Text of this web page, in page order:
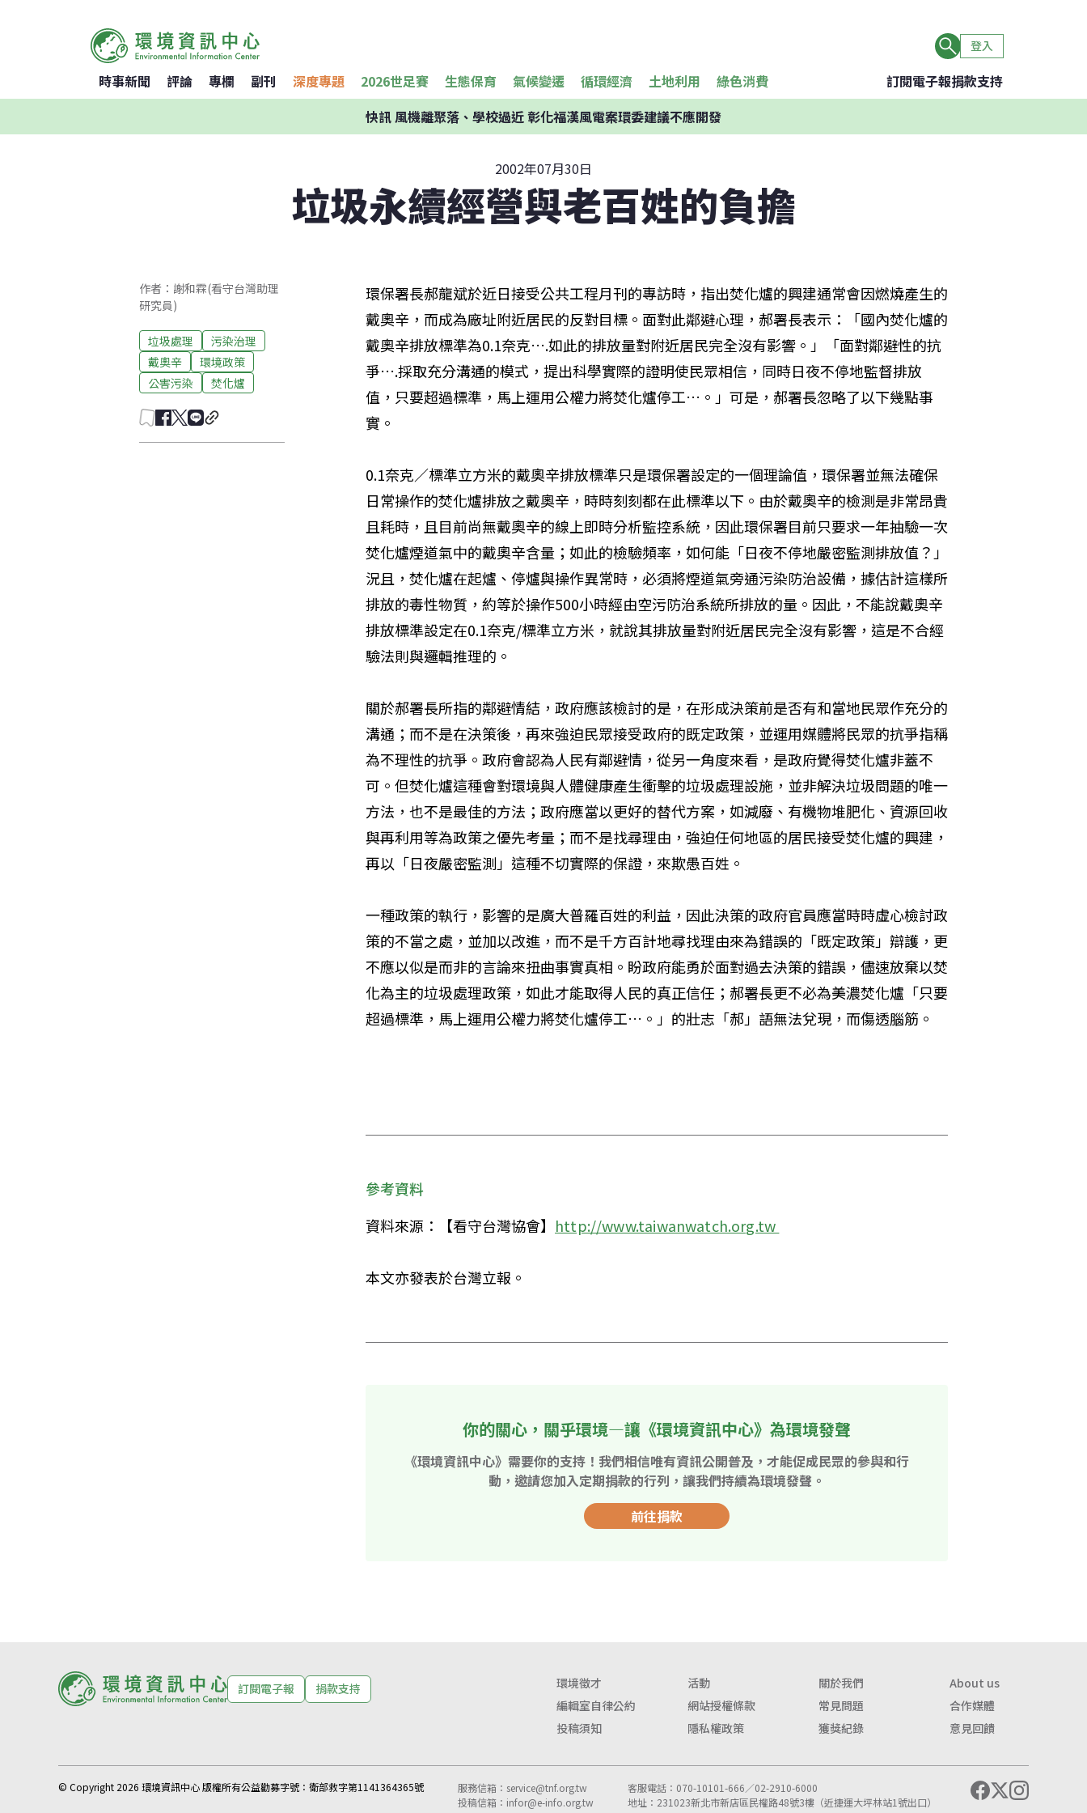
登入
時事新聞 評論 專欄 副刊 深度專題 2026世足賽 生態保育 氣候變遷 循環經濟 土地利用 綠色消費 訂閱電子報捐款支持
快訊風機離聚落、學校過近 彰化福漢風電案環委建議不應開發
2002年07月30日
垃圾永續經營與老百姓的負擔
作者：謝和霖(看守台灣助理
研究員)
垃圾處理
污染治理
戴奧辛
環境政策
公害污染
焚化爐
環保署長郝龍斌於近日接受公共工程月刊的專訪時，指出焚化爐的興建通常會因燃燒產生的
戴奧辛，而成為廠址附近居民的反對目標。面對此鄰避心理，郝署長表示：「國內焚化爐的
戴奧辛排放標準為0.1奈克….如此的排放量對附近居民完全沒有影響。」「面對鄰避性的抗
爭….採取充分溝通的模式，提出科學實際的證明使民眾相信，同時日夜不停地監督排放
值，只要超過標準，馬上運用公權力將焚化爐停工…。」可是，郝署長忽略了以下幾點事
實。
0.1奈克／標準立方米的戴奧辛排放標準只是環保署設定的一個理論值，環保署並無法確保
日常操作的焚化爐排放之戴奧辛，時時刻刻都在此標準以下。由於戴奧辛的檢測是非常昂貴
且耗時，且目前尚無戴奧辛的線上即時分析監控系統，因此環保署目前只要求一年抽驗一次
焚化爐煙道氣中的戴奧辛含量；如此的檢驗頻率，如何能「日夜不停地嚴密監測排放值？」
況且，焚化爐在起爐、停爐與操作異常時，必須將煙道氣旁通污染防治設備，據估計這樣所
排放的毒性物質，約等於操作500小時經由空污防治系統所排放的量。因此，不能說戴奧辛
排放標準設定在0.1奈克/標準立方米，就說其排放量對附近居民完全沒有影響，這是不合經
驗法則與邏輯推理的。
關於郝署長所指的鄰避情結，政府應該檢討的是，在形成決策前是否有和當地民眾作充分的
溝通；而不是在決策後，再來強迫民眾接受政府的既定政策，並運用媒體將民眾的抗爭指稱
為不理性的抗爭。政府會認為人民有鄰避情，從另一角度來看，是政府覺得焚化爐非蓋不
可。但焚化爐這種會對環境與人體健康產生衝擊的垃圾處理設施，並非解決垃圾問題的唯一
方法，也不是最佳的方法；政府應當以更好的替代方案，如減廢、有機物堆肥化、資源回收
與再利用等為政策之優先考量；而不是找尋理由，強迫任何地區的居民接受焚化爐的興建，
再以「日夜嚴密監測」這種不切實際的保證，來欺愚百姓。
一種政策的執行，影響的是廣大普羅百姓的利益，因此決策的政府官員應當時時虛心檢討政
策的不當之處，並加以改進，而不是千方百計地尋找理由來為錯誤的「既定政策」辯護，更
不應以似是而非的言論來扭曲事實真相。盼政府能勇於面對過去決策的錯誤，儘速放棄以焚
化為主的垃圾處理政策，如此才能取得人民的真正信任；郝署長更不必為美濃焚化爐「只要
超過標準，馬上運用公權力將焚化爐停工…。」的壯志「郝」語無法兌現，而傷透腦筋。
參考資料
資料來源：【看守台灣協會】 http://www.taiwanwatch.org.tw
本文亦發表於台灣立報。
你的關心，關乎環境—讓《環境資訊中心》為環境發聲
《環境資訊中心》需要你的支持！我們相信唯有資訊公開普及，才能促成民眾的參與和行
動，邀請您加入定期捐款的行列，讓我們持續為環境發聲。
前往捐款
訂閱電子報 捐款支持 環境徵才 活動 關於我們
About us
編輯室自律公約
網站授權條款 常見問題
合作媒體
投稿須知
隱私權政策 獲獎紀錄 意見回饋
© Copyright 2026 環境資訊中心 版權所有公益勸募字號： 衛部救字第1141364365號 服務信箱： service@tnf.org.tw
投稿信箱： infor@e-info.org.tw
客服電話：070-10101-666／02-2910-6000
地址：231023新北市新店區民權路48號3樓（近捷運大坪林站1號出口）